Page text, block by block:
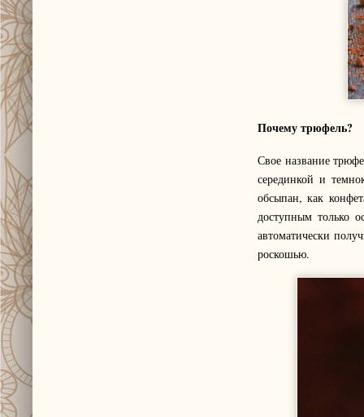
Почему трюфель?
Свое название
серединкой и
обсыпан, как
доступным только
автоматически
роскошью.